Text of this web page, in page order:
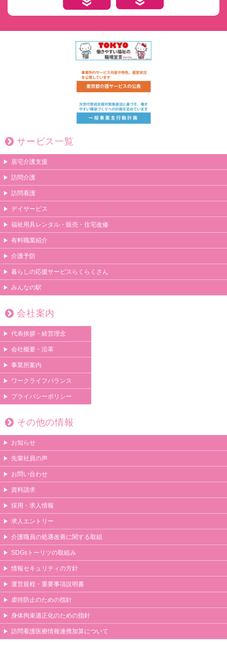
サービス一覧
居宅介護支援
訪問介護
訪問看護
デイサービス
福祉用具レンタル・販売・住宅改修
有料職業紹介
介護予防
暮らしの応援サービスらくらくさん
みんなの駅
会社案内
代表挨拶・経営理念
会社概要・沿革
事業所案内
ワークライフバランス
プライバシーポリシー
その他の情報
お知らせ
先輩社員の声
お問い合わせ
資料請求
採用・求人情報
求人エントリー
介護職員の処遇改善に関する取組
SDGsトーリツの取組み
情報セキュリティの方針
運営規程・重要事項説明書
虐待防止のための指針
身体拘束適正化のための指針
訪問看護医療情報連携加算について